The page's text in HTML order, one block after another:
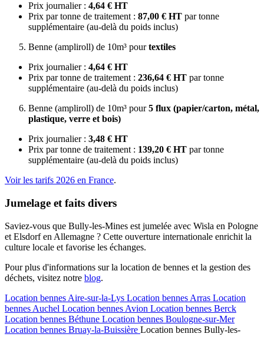
Prix journalier : 4,64 € HT
Prix par tonne de traitement : 87,00 € HT par tonne
supplémentaire (au-delà du poids inclus)
Benne (ampliroll) de 10m³ pourtextiles
Prix journalier : 4,64 € HT
Prix par tonne de traitement : 236,64 € HT par tonne
supplémentaire (au-delà du poids inclus)
Benne (ampliroll) de 10m³ pour5 flux (papier/carton, métal,
plastique, verre et bois)
Prix journalier : 3,48 € HT
Prix par tonne de traitement : 139,20 € HT par tonne
supplémentaire (au-delà du poids inclus)
Voir les tarifs 2026 en France.
Jumelage et faits divers
Saviez-vous que Bully-les-Mines est jumelée avec Wisla en Pologne
et Elsdorf en Allemagne ? Cette ouverture internationale enrichit la
culture locale et favorise les échanges.
Pour plus d'informations sur la location de bennes et la gestion des
déchets, visitez notre blog.
Location bennes Aire-sur-la-Lys Location bennes Arras Location
bennes Auchel Location bennes Avion Location bennes Berck
Location bennes Béthune Location bennes Boulogne-sur-Mer
Location bennes Bruay-la-Buissière Location bennes Bully-les-